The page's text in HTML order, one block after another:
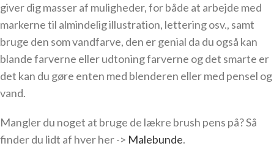
giver dig masser af muligheder, for både at arbejde med
markerne til almindelig illustration, lettering osv., samt
bruge den som vandfarve, den er genial da du også kan
blande farverne eller udtoning farverne og det smarte er
det kan du gøre enten med blenderen eller med pensel og
vand.
Mangler du noget at bruge de lækre brush pens på? Så
finder du lidt af hver her -> Malebunde.